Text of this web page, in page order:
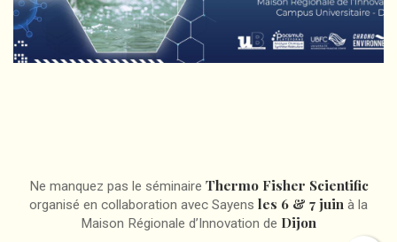
Ne manquez pas le séminaire Thermo Fisher Scientific
organisé en collaboration avec Sayens les 6 & 7 juin à la
Maison Régionale d’Innovation de Dijon